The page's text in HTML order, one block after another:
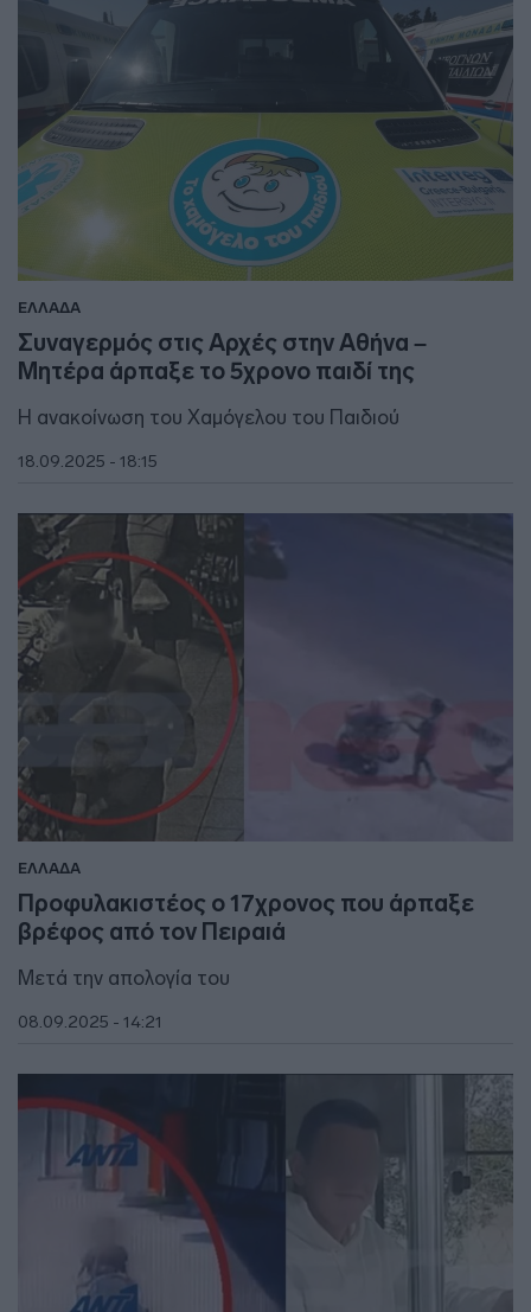
ΕΛΛΑΔΑ
Συναγερμός στις Αρχές στην Αθήνα –
Μητέρα άρπαξε το 5χρονο παιδί της
Η ανακοίνωση του Χαμόγελου του Παιδιού
18.09.2025 - 18:15
ΕΛΛΑΔΑ
Προφυλακιστέος ο 17χρονος που άρπαξε
βρέφος από τον Πειραιά
Μετά την απολογία του
08.09.2025 - 14:21